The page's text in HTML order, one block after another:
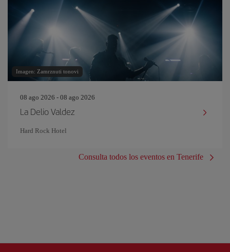
Imagen: Zamrznuti tonovi
08 ago 2026 - 08 ago 2026
La Delio Valdez
Hard Rock Hotel
Consulta todos los eventos en Tenerife